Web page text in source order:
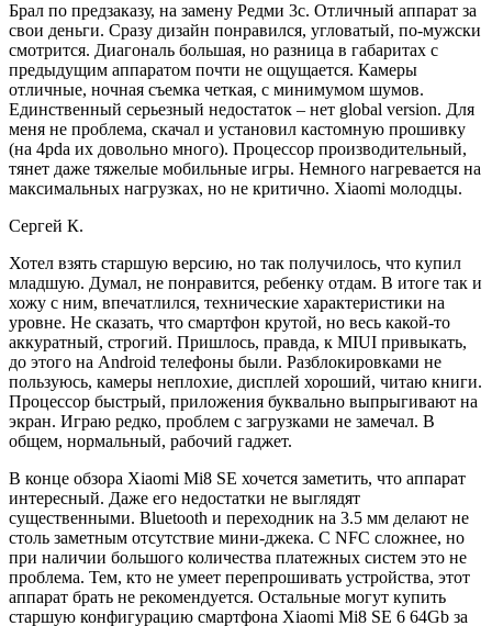
Брал по предзаказу, на замену Редми 3с. Отличный аппарат за
свои деньги. Сразу дизайн понравился, угловатый, по-мужски
смотрится. Диагональ большая, но разница в габаритах с
предыдущим аппаратом почти не ощущается. Камеры
отличные, ночная съемка четкая, с минимумом шумов.
Единственный серьезный недостаток – нет global version. Для
меня не проблема, скачал и установил кастомную прошивку
(на 4pda их довольно много). Процессор производительный,
тянет даже тяжелые мобильные игры. Немного нагревается на
максимальных нагрузках, но не критично. Xiaomi молодцы.
Сергей К.
Хотел взять старшую версию, но так получилось, что купил
младшую. Думал, не понравится, ребенку отдам. В итоге так и
хожу с ним, впечатлился, технические характеристики на
уровне. Не сказать, что смартфон крутой, но весь какой-то
аккуратный, строгий. Пришлось, правда, к MIUI привыкать,
до этого на Android телефоны были. Разблокировками не
пользуюсь, камеры неплохие, дисплей хороший, читаю книги.
Процессор быстрый, приложения буквально выпрыгивают на
экран. Играю редко, проблем с загрузками не замечал. В
общем, нормальный, рабочий гаджет.
В конце обзора Xiaomi Mi8 SE хочется заметить, что аппарат
интересный. Даже его недостатки не выглядят
существенными. Bluetooth и переходник на 3.5 мм делают не
столь заметным отсутствие мини-джека. С NFC сложнее, но
при наличии большого количества платежных систем это не
проблема. Тем, кто не умеет перепрошивать устройства, этот
аппарат брать не рекомендуется. Остальные могут купить
старшую конфигурацию смартфона Xiaomi Mi8 SE 6 64Gb за